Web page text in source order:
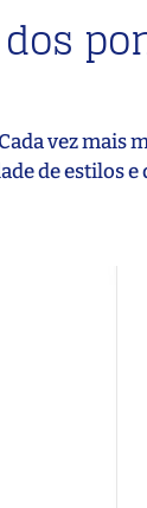
vez mais
de estilos e